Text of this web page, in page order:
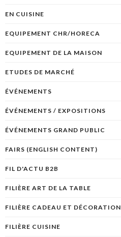
EN CUISINE
EQUIPEMENT CHR/HORECA
EQUIPEMENT DE LA MAISON
ETUDES DE MARCHÉ
ÉVÉNEMENTS
ÉVÉNEMENTS / EXPOSITIONS
ÉVÉNEMENTS GRAND PUBLIC
FAIRS (ENGLISH CONTENT)
FIL D'ACTU B2B
FILIÈRE ART DE LA TABLE
FILIÈRE CADEAU ET DÉCORATION
FILIÈRE CUISINE